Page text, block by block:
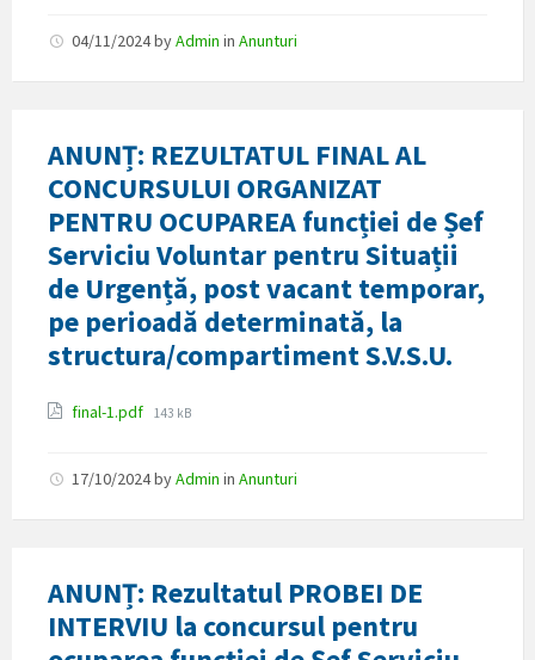
04/11/2024byAdmin in Anunturi
ANUNȚ: REZULTATUL FINAL AL
CONCURSULUI ORGANIZAT
PENTRU OCUPAREA funcției de Șef
Serviciu Voluntar pentru Situații
de Urgență, post vacant temporar,
pe perioadă determinată, la
structura/compartiment S.V.S.U.
Attachments
final-1.pdf File
143 kB
17/10/2024byAdmin in Anunturi
ANUNȚ: Rezultatul PROBEI DE
INTERVIU la concursul pentru